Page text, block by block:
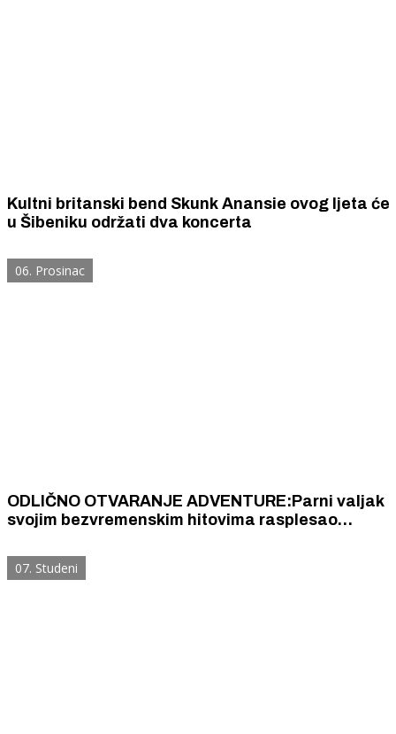
Kultni britanski bend Skunk Anansie ovog ljeta će
u Šibeniku održati dva koncerta
06. Prosinac
ODLIČNO OTVARANJE ADVENTURE:Parni valjak
svojim bezvremenskim hitovima rasplesao
07. Studeni